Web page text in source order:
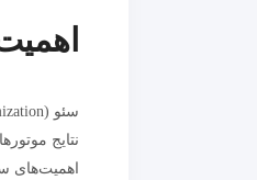
نتایج
اهمیت‌های